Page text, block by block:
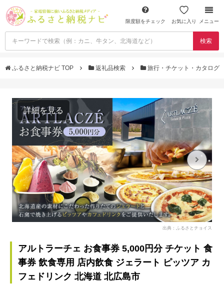
限度額をチェック お気に入り メニュー
検索
ふるさと納税ナビ TOP 返礼品検索 旅行・チケット・カタログ
詳細を見る
出典：ふるさとチョイス
アルトラーチェ お食事券 5,000円分 チケット 食
事券 飲食専用 店内飲食 ジェラート ピッツア カ
フェドリンク 北海道 北広島市